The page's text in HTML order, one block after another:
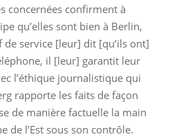
concernées confirment à
qu’elles sont bien à Berlin,
de service [leur] dit [qu’ils ont]
il [leur] garantit leur
l’éthique journalistique qui
rapporte les faits de façon
de manière factuelle la main
de l’Est sous son contrôle.